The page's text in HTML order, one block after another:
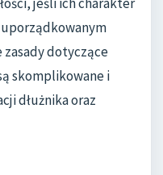
zasady dotyczące
skomplikowane i
dłużnika oraz